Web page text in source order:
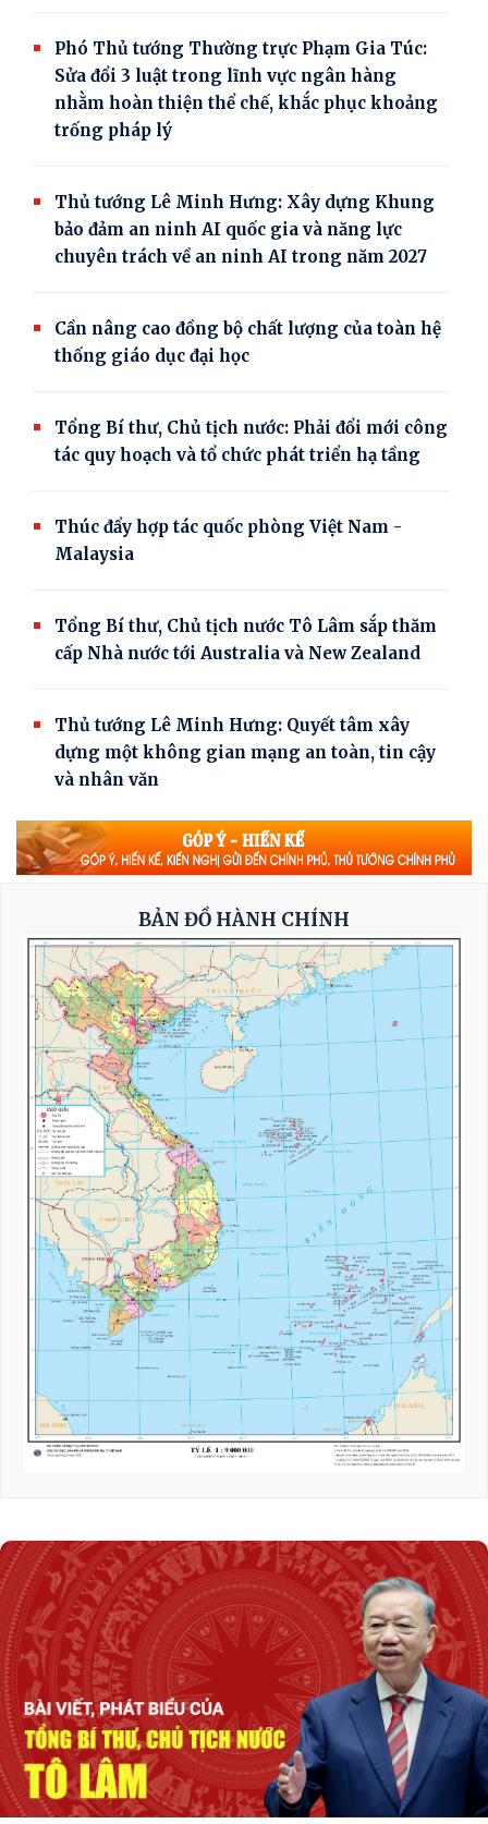
Phó Thủ tướng Thường trực Phạm Gia Túc:
Sửa đổi 3 luật trong lĩnh vực ngân hàng
nhằm hoàn thiện thể chế, khắc phục khoảng
trống pháp lý
Thủ tướng Lê Minh Hưng: Xây dựng Khung
bảo đảm an ninh AI quốc gia và năng lực
chuyên trách về an ninh AI trong năm 2027
Cần nâng cao đồng bộ chất lượng của toàn hệ
thống giáo dục đại học
Tổng Bí thư, Chủ tịch nước: Phải đổi mới công
tác quy hoạch và tổ chức phát triển hạ tầng
Thúc đẩy hợp tác quốc phòng Việt Nam -
Malaysia
Tổng Bí thư, Chủ tịch nước Tô Lâm sắp thăm
cấp Nhà nước tới Australia và New Zealand
Thủ tướng Lê Minh Hưng: Quyết tâm xây
dựng một không gian mạng an toàn, tin cậy
và nhân văn
Thủ tướng Lê Minh Hưng: Bảo đảm an ninh
mạng phải gắn kết chặt chẽ, đồng bộ giữa 'bảo
vệ hệ thống' và 'bảo vệ con người'*
Toàn văn phát biểu của Thường trực Ban Bí
thư Trần Cẩm Tú tại Phiên họp toàn thể về đối
ngoại Đảng và đối ngoại nhân dân
Thường trực Ban Bí thư Trần Cẩm Tú tiếp Đại
sứ Singapore
Khẩn trương hoàn thiện đề xuất cơ chế, chính
sách phát triển Trung tâm lọc hóa dầu và
năng lượng quốc gia tại Dung Quất (Quảng
Ngãi)
Triển khai hiệu quả Thỏa thuận hợp tác giữa
hai Quốc hội Việt Nam - Thái Lan
Tổng Bí thư, Chủ tịch nước tiếp Tư lệnh Bộ
Nỗ lực để biến cơ hội bên ngoài trở thành
nguồn lực phát triển
Tổng Bí thư, Chủ tịch nước Tô Lâm: Quan hệ
Việt Nam - Malaysia ngày càng phát triển
năng động
Thủ tướng Lê Minh Hưng tiếp Bộ trưởng
Quốc phòng Malaysia
BẢN ĐỒ HÀNH CHÍNH